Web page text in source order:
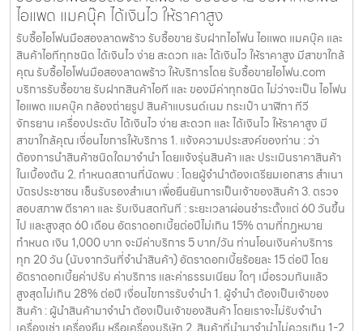
ไอแพด แมคบุ๊ค ได้เงินไว ให้ราคาสูง
รับซื้อไอโฟนมือสองลาดพร้าว รับซื้อขาย รับฝากไอโฟน ไอแพด แมคบุ๊ค และ
สินค้าไอทีทุกชนิด ได้เงินไว ง่าย สะดวก และ ได้เงินไว ให้ราคาสูง มีสาขาใกล้
คุณ รับซื้อไอโฟนมือสองลาดพร้าว ให้บริการโดย รับซื้อขายไอโฟน.com
บริการรับซื้อขาย รับฝากสินค้าไอที และ ของมีค่าทุกชนิด ไม่ว่าจะเป็น ไอโฟน
ไอแพด แมคบุ๊ค กล้องถ่ายรูป สินค้าแบรนด์เนม กระเป๋า นาฬิกา ทีวี
จักรยาน เครื่องประดับ ได้เงินไว ง่าย สะดวก และ ได้เงินไว ให้ราคาสูง มี
สาขาใกล้คุณ เงื่อนไขการให้บริการ 1. แจ้งความประสงค์ของท่าน : ว่า
ต้องการนำสินค้าชนิดใดมาจำนำ โดยแจ้งรุ่นสินค้า และ ประเมินราคาสินค้า
ในเบื้องต้น 2. กำหนดสถานที่นัดพบ : โดยผู้จำนำต้องเตรียมเอกสาร สำเนา
บัตรประชาชน เซ็นรับรองสำเนา เพื่อยืนยันการเป็นเจ้าของสินค้า 3. ตรวจ
สอบสภาพ ตีราคา และ รับเงินสดทันที : ระยะเวลาผ่อนชำระตั้งแต่ 60 วันขึ้น
ไป และสูงสุด 60 เดือน อัตราดอกเบี้ยต่อปีไม่เกิน 15% ตามที่กฏหมาย
กำหนด เงิน 1,000 บาท จะมีค่าบริการ 5 บาท/วัน ท่านโอนเงินค่าบริการ
ทุก 20 วัน (นับจากวันที่จำนำสินค้า) อัตราดอกเบี้ยร้อยละ 15 ต่อปี โดย
อัตราดอกเบี้ยค่าปรับ ค่าบริการ และค่าธรรมเนียม ใดๆ เมื่อรวมกันแล้ว
สูงสุดไม่เกิน 28% ต่อปี เงื่อนไขการรับจำนำ 1. ผู้จำนำ ต้องเป็นเจ้าของ
สินค้า : ผู้นำสินค้ามาจำนำ ต้องเป็นเจ้าของสินค้า โดยเราจะไม่รับจำนำ